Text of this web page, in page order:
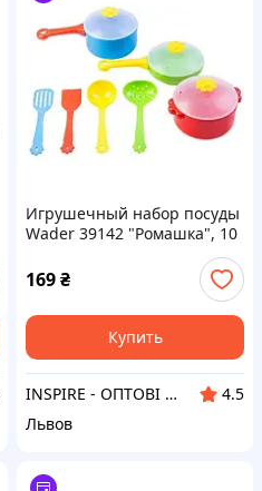
Игрушечный набор посуды
Wader 39142 "Ромашка", 10
169₴
Купить
INSPIRE - ОПТОВІ ПРОДАЖІ ТА БЕЗГОТІВКА ДЛЯ БІЗНЕСУ
4.5
Львов